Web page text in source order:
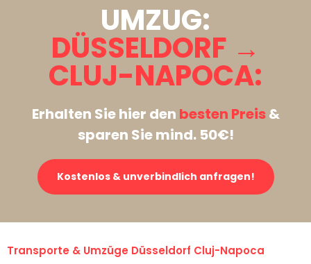
UMZUG:
DÜSSELDORF →
CLUJ-NAPOCA:
Erhalten Sie hier den besten Preis&
sparen Sie mind. 50€!
Kostenlos & unverbindlich anfragen!
Transporte & Umzüge Düsseldorf Cluj-Napoca